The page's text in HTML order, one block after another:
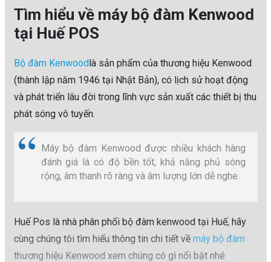
Tìm hiểu về máy bộ đàm Kenwood
tại Huế POS
Bộ đàm Kenwoodlà sản phẩm của thương hiệu Kenwood
(thành lập năm 1946 tại Nhật Bản), có lịch sử hoạt động
và phát triển lâu đời trong lĩnh vực sản xuất các thiết bị thu
phát sóng vô tuyến.
Máy bộ đàm Kenwood được nhiều khách hàng
đánh giá là có độ bền tốt, khả năng phủ sóng
rộng, âm thanh rõ ràng và âm lượng lớn dễ nghe.
Huế Pos là nhà phân phối bộ đàm kenwood tại Huế, hãy
cùng chúng tôi tìm hiểu thông tin chi tiết về máy bộ đàm
thương hiệu Kenwood xem chúng có gì nổi bật nhé